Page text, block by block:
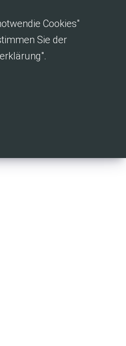
Cookies"
Sie der